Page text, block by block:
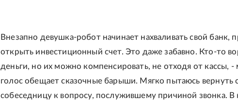
Внезапно девушка-робот начинает нахваливать свой банк,
открыть инвестиционный счет. Это даже забавно. Кто-то
деньги, но их можно компенсировать, не отходя от кассы,
голос обещает сказочные барыши. Мягко пытаюсь вернуть
собеседницу к вопросу, послужившему причиной звонка. В